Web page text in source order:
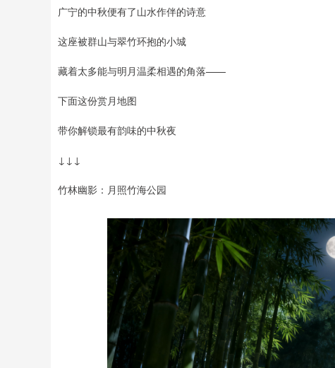
广宁的中秋便有了山水作伴的诗意
这座被群山与翠竹环抱的小城
藏着太多能与明月温柔相遇的角落——
下面这份赏月地图
带你解锁最有韵味的中秋夜
↓↓↓
竹林幽影：月照竹海公园